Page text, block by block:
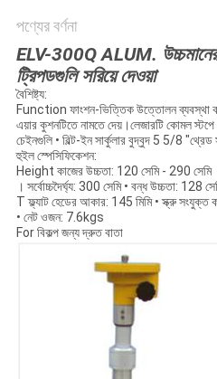
পণ্যের বর্ণনা
ELV-300Q ALUM. উচ্চমানের
ট্রিপডগুলি সরিয়ে দেওয়া
বৈশিষ্ট্য:
Function ফাংশন-ভিত্তিক উত্তোলন ব্যবস্থা
এয়ার কুশনটিতে নামতে দেয়।লেজারটি কোমল স্টপে
চেইনগুলি • বিল্ট-ইন সার্কুলার বুদ্বুদ 5 5/8
হুইল স্পেসিফিকেশন:
Height কাজের উচ্চতা: 120 সেমি - 290 সেমি
। সর্বোচ্চদৈর্ঘ্য: 300 সেমি • বন্ধ উচ্চতা: 128
T ফ্ল্যাট হেডের আকার: 145 মিমি • স্ক্রু
• নেট ওজন: 7.6kgs
For বিকল্প জন্য দ্রুত বাতা